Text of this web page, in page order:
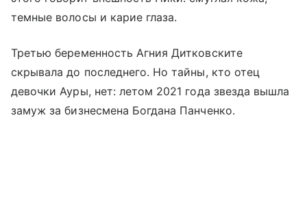
темные волосы и карие глаза.
Третью беременность Агния Дитковските
скрывала до последнего. Но тайны, кто отец
девочки Ауры, нет: летом 2021 года звезда вышла
замуж за бизнесмена Богдана Панченко.